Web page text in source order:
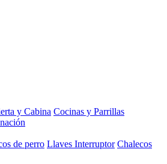
y Cabina Cocinas y Parrillas
de perro Llaves Interruptor Chalecos